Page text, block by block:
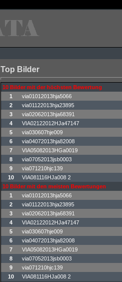
Top Bilder
10 Bilder mit der höchsten Bewertung
1
via01012013hja5066
2
via01122013hja23895
3
via02062013hja68391
4
VIA02122012HJa47147
5
via030607hje009
6
via04072013hja82008
7
VIA05082013HGa0019
8
via07052013jsb0003
9
via071210hjc139
10
VIA081116HJa008 2
10 Bilder mit den meisten Bewertungen
1
via01012013hja5066
2
via01122013hja23895
3
via02062013hja68391
4
VIA02122012HJa47147
5
via030607hje009
6
via04072013hja82008
7
VIA05082013HGa0019
8
via07052013jsb0003
9
via071210hjc139
10
VIA081116HJa008 2